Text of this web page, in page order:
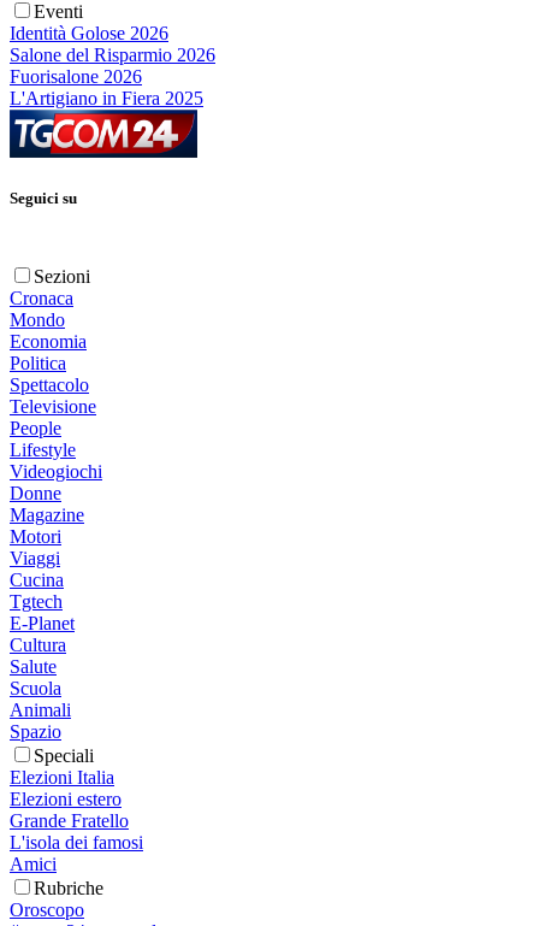
Eventi
Identità Golose 2026
Salone del Risparmio 2026
Fuorisalone 2026
L'Artigiano in Fiera 2025
Seguici su
Sezioni
Cronaca
Mondo
Economia
Politica
Spettacolo
Televisione
People
Lifestyle
Videogiochi
Donne
Magazine
Motori
Viaggi
Cucina
Tgtech
E-Planet
Cultura
Salute
Scuola
Animali
Spazio
Speciali
Elezioni Italia
Elezioni estero
Grande Fratello
L'isola dei famosi
Amici
Rubriche
Oroscopo